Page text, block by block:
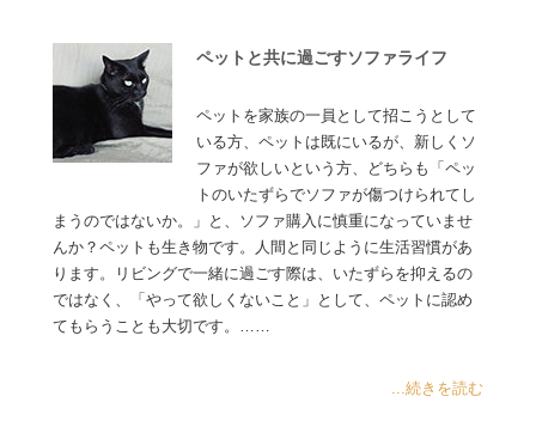
ペットと共に過ごすソファライフ
ペットを家族の一員として招こうとして
いる方、ペットは既にいるが、新しくソ
ファが欲しいという方、どちらも「ペッ
トのいたずらでソファが傷つけられてし
まうのではないか。」と、ソファ購入に慎重になっていませ
んか？ペットも生き物です。人間と同じように生活習慣があ
ります。リビングで一緒に過ごす際は、いたずらを抑えるの
ではなく、「やって欲しくないこと」として、ペットに認め
てもらうことも大切です。……
...続きを読む